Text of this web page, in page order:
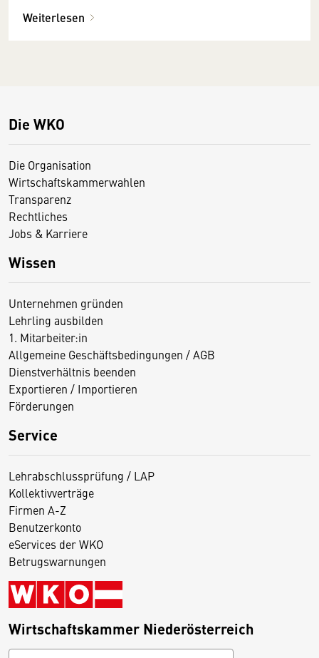
Weiterlesen
Die WKO
Die Organisation
Wirtschaftskammerwahlen
Transparenz
Rechtliches
Jobs & Karriere
Wissen
Unternehmen gründen
Lehrling ausbilden
1. Mitarbeiter:in
Allgemeine Geschäftsbedingungen / AGB
Dienstverhältnis beenden
Exportieren / Importieren
Förderungen
Service
Lehrabschlussprüfung / LAP
Kollektivverträge
Firmen A-Z
Benutzerkonto
eServices der WKO
Betrugswarnungen
Wirtschaftskammer Niederösterreich